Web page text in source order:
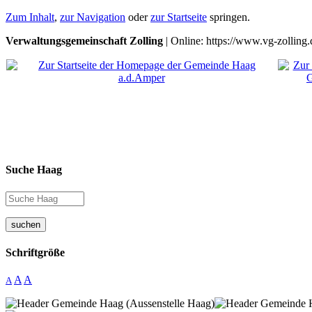
Zum Inhalt, zur Navigation oderzur Startseite springen.
Verwaltungsgemeinschaft Zolling | Online: https://www.vg-
Suche Haag
suchen
Schriftgröße
A A A